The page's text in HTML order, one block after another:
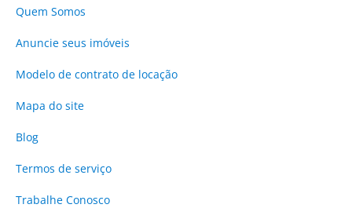
Quem Somos
Anuncie seus imóveis
Modelo de contrato de locação
Mapa do site
Blog
Termos de serviço
Trabalhe Conosco